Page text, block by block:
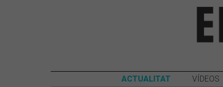
ACTUALITAT VÍDEOS